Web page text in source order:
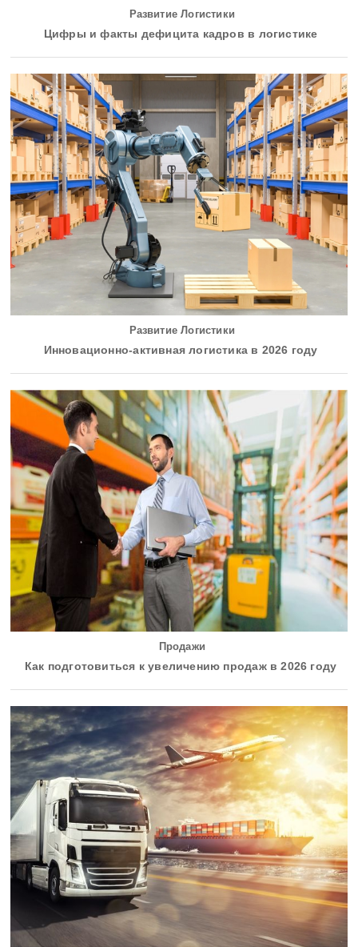
Развитие Логистики
Цифры и факты дефицита кадров в логистике
Развитие Логистики
Инновационно-активная логистика в 2026 году
Продажи
Как подготовиться к увеличению продаж в 2026 году